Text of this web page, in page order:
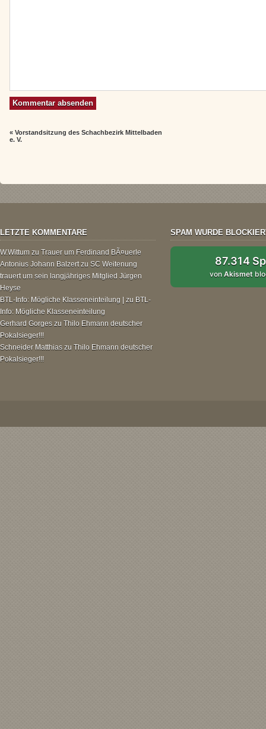
«Vorstandsitzung des Schachbezirk Mittelbaden
e. V.
LETZTE KOMMENTARE
W.Wittum zu Trauer um Ferdinand BÃ¤uerle
Antonius Johann Balzertzu SC Weitenung
trauert um sein langjähriges Mitglied Jürgen
Heyse
BTL-Info: Mögliche Klasseneinteilung | zu BTL-
Info: Mögliche Klasseneinteilung
Gerhard Gorges zu Thilo Ehmann deutscher
Pokalsieger!!!
Schneider Matthias zu Thilo Ehmann deutscher
Pokalsieger!!!
SPAM WURDE
87.314
vonAkismet